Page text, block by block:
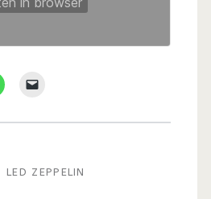
LED ZEPPELIN